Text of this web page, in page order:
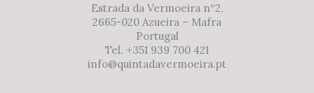
Estrada da Vermoeira nº2,
2665-020 Azueira – Mafra
Portugal
Tel. +351 939 700 421
info@quintadavermoeira.pt